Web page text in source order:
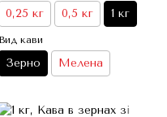
0,25 кг 0,5 кг 1 кг
Вид кави
Зерно Мелена